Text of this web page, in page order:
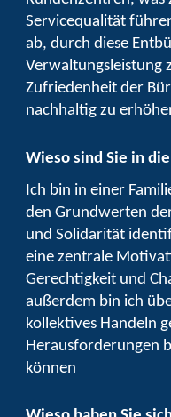
Servicequalität
ab, durch diese
Verwaltungsleistung
Zufriedenheit der
nachhaltig zu
Wieso sind Sie in
Ich bin in einer
den Grundwerten
und Solidarität
eine zentrale
Gerechtigkeit und
außerdem bin ich
kollektives Handeln
Herausforderungen
können